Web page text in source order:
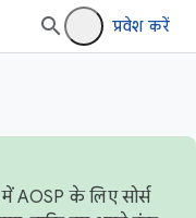
प्रवेश करें
AOSP के लिए सोर्स